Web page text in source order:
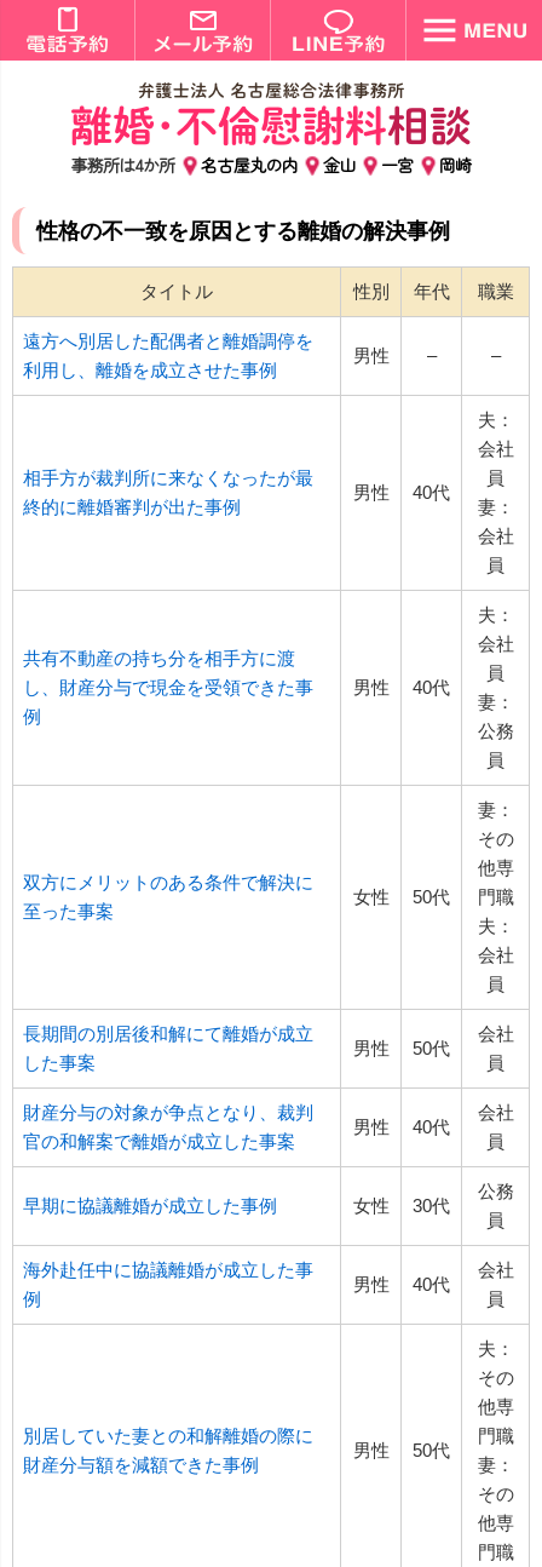
事務所は4か所 名古屋丸の内 金山 一宮 岡崎
性格の不一致を原因とする離婚の解決事例
タイトル 性別 年代 職業
遠方へ別居した配偶者と離婚調停を
利用し、離婚を成立させた事例
男性 – –
相手方が裁判所に来なくなったが最
終的に離婚審判が出た事例
男性 40代
夫：
会社
員
妻：
会社
員
共有不動産の持ち分を相手方に渡
し、財産分与で現金を受領できた事
例
男性 40代
夫：
会社
員
妻：
公務
員
双方にメリットのある条件で解決に
至った事案
女性 50代
妻：
その
他専
門職
夫：
会社
員
長期間の別居後和解にて離婚が成立
した事案
男性 50代
会社
員
財産分与の対象が争点となり、裁判
官の和解案で離婚が成立した事案
男性 40代
会社
員
早期に協議離婚が成立した事例 女性 30代
公務
員
海外赴任中に協議離婚が成立した事
例
男性 40代
会社
員
別居していた妻との和解離婚の際に
財産分与額を減額できた事例
男性 50代
夫：
その
他専
門職
妻：
その
他専
門職